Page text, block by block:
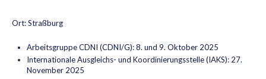
Ort: Straßburg
Arbeitsgruppe CDNI (CDNI/G): 8. und 9. Oktober 2025
Internationale Ausgleichs- und Koordinierungsstelle (IAKS): 27.
November 2025